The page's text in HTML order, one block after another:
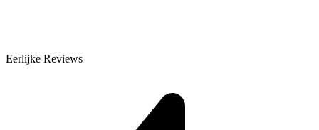
Eerlijke Reviews